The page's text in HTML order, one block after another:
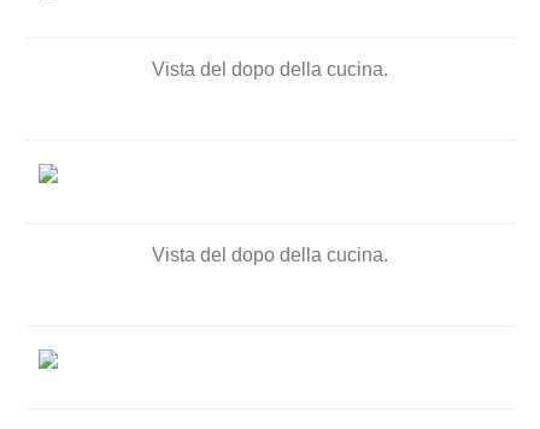
Vista del dopo della cucina.
Vista del dopo della cucina.